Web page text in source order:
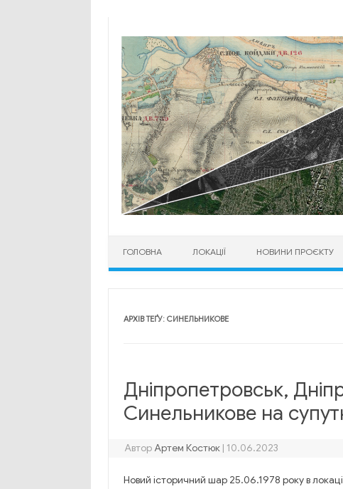
ГОЛОВНА ЛОКАЦІЇ НОВИНИ ПРОЄКТУ
АРХІВ ТЕҐУ: СИНЕЛЬНИКОВЕ
Дніпропетровськ,
Синельникове на
Автор Артем Костюк | 10.06.2023
Новий історичний шар 25.06.1978 року в